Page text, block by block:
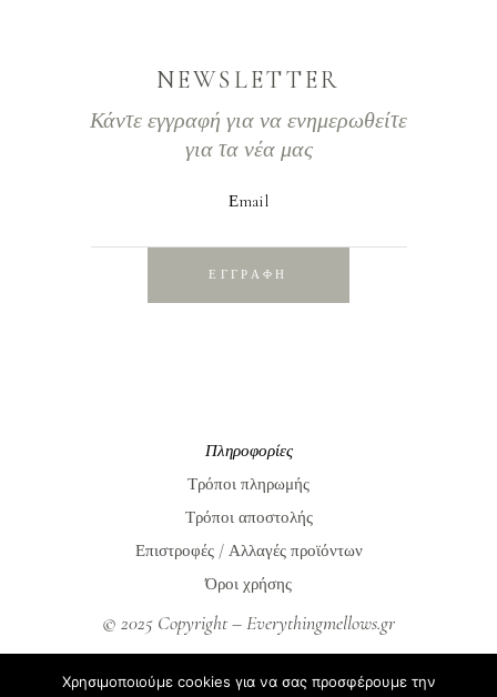
NEWSLETTER
Κάντε εγγραφή για να ενημερωθείτε
για τα νέα μας
Εmail
ΕΓΓΡΑΦΗ
Πληροφορίες
Τρόποι πληρωμής
Τρόποι αποστολής
Επιστροφές / Αλλαγές προϊόντων
Όροι χρήσης
© 2025 Copyright – Everythingmellows.gr
Χρησιμοποιούμε cookies για να σας προσφέρουμε την